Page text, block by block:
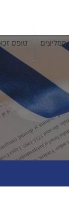
ממליצים טופס